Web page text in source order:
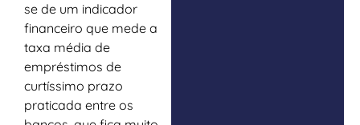
se de um indicador
financeiro que mede a
taxa média de
empréstimos de
curtíssimo prazo
praticada entre os